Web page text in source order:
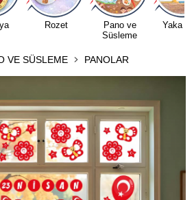
Rozet
Pano ve
Süsleme
Yaka
VE SÜSLEME PANOLAR